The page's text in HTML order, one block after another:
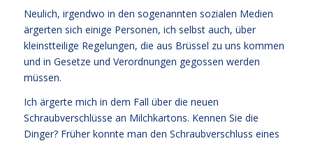
Neulich, irgendwo in den sogenannten sozialen Medien
ärgerten sich einige Personen, ich selbst auch, über
kleinstteilige Regelungen, die aus Brüssel zu uns kommen
und in Gesetze und Verordnungen gegossen werden
müssen.
Ich ärgerte mich in dem Fall über die neuen
Schraubverschlüsse an Milchkartons. Kennen Sie die
Dinger? Früher konnte man den Schraubverschluss eines